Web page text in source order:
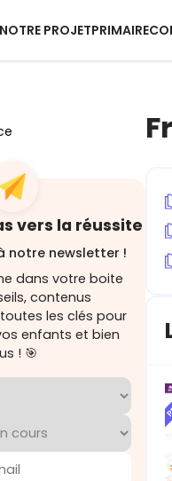
NOTRE PROJETPRIMAIRE
vers la réussite
notre newsletter !
dans votre boite
contenus
les clés pour
enfants et bien
! 🎯